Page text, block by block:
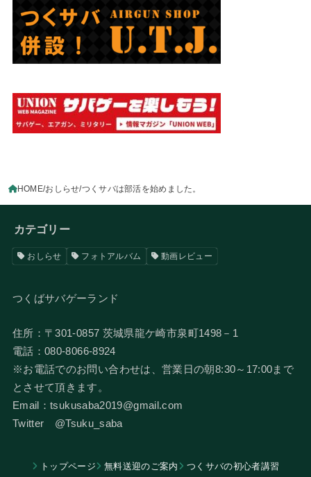
HOME おしらせ つくサバは部活を始めました。
カテゴリー
おしらせ フォトアルバム 動画レビュー
つくばサバゲーランド
住所：〒301-0857 茨城県龍ケ崎市泉町1498－1
電話：080-8066-8924
​※お電話でのお問い合わせは、営業日の朝8:30～17:00まで
とさせて頂きます。
Email：tsukusaba2019@gmail.com
​Twitter @Tsuku_saba
トップページ 無料送迎のご案内 つくサバの初心者講習